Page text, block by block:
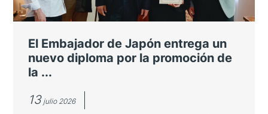
El Embajador de Japón entrega un
nuevo diploma por la promoción de
la ...
13 julio 2026